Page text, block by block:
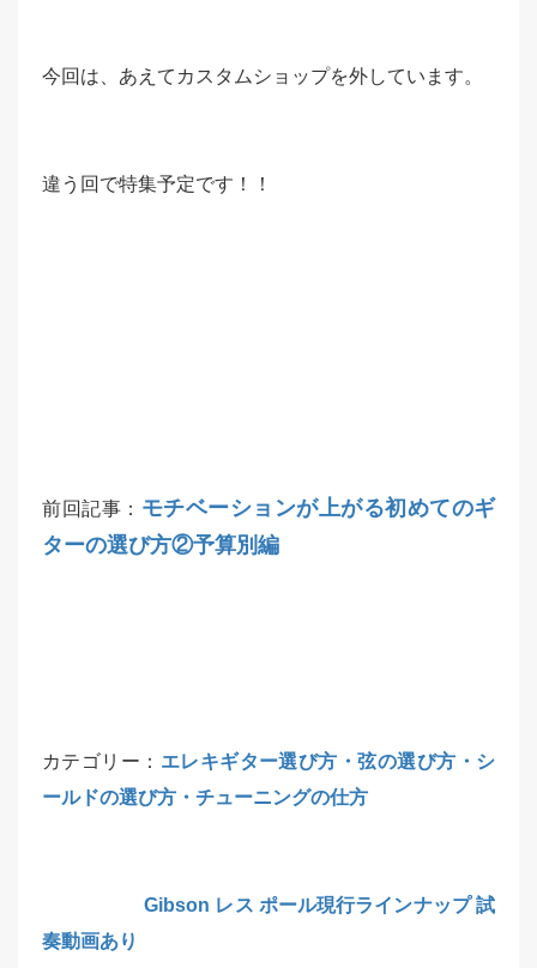
今回は、あえてカスタムショップを外しています。
違う回で特集予定です！！
前回記事： モチベーションが上がる初めてのギ
ターの選び方②予算別編
カテゴリー： エレキギター選び方・弦の選び方・シ
ールドの選び方・チューニングの仕方
Gibson レス ポール現行ラインナップ 試
奏動画あり